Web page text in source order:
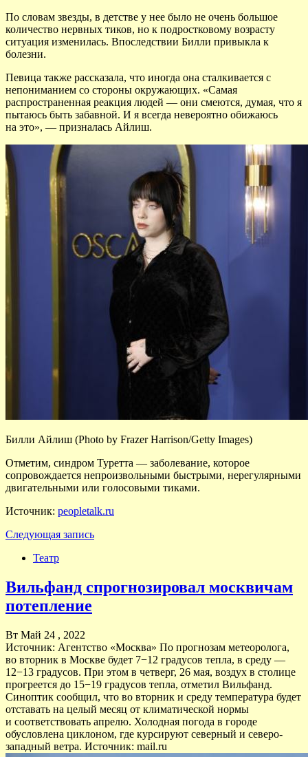
По словам звезды, в детстве у нее было не очень большое
количество нервных тиков, но к подростковому возрасту
ситуация изменилась. Впоследствии Билли привыкла к
болезни.
Певица также рассказала, что иногда она сталкивается с
непониманием со стороны окружающих. «Самая
распространенная реакция людей — они смеются, думая, что я
пытаюсь быть забавной. И я всегда невероятно обижаюсь
на это», — призналась Айлиш.
Билли Айлиш (Photo by Frazer Harrison/Getty Images)
Отметим, синдром Туретта — заболевание, которое
сопровождается непроизвольными быстрыми, нерегулярными
двигательными или голосовыми тиками.
Источник: peopletalk.ru
Следующая запись
Театр
Вильфанд спрогнозировал москвичам
потепление
Вт Май 24 , 2022
Источник: Агентство «Москва» По прогнозам метеоролога,
во вторник в Москве будет 7−12 градусов тепла, в среду —
12−13 градусов. При этом в четверг, 26 мая, воздух в столице
прогреется до 15−19 градусов тепла, отметил Вильфанд.
Синоптик сообщил, что во вторник и среду температура будет
отставать на целый месяц от климатической нормы
и соответствовать апрелю. Холодная погода в городе
обусловлена циклоном, где курсируют северный и северо-
западный ветра. Источник: mail.ru